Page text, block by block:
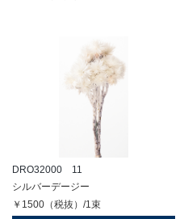
DRO32000 11
シルバーデージー
￥1500（税抜）/1束